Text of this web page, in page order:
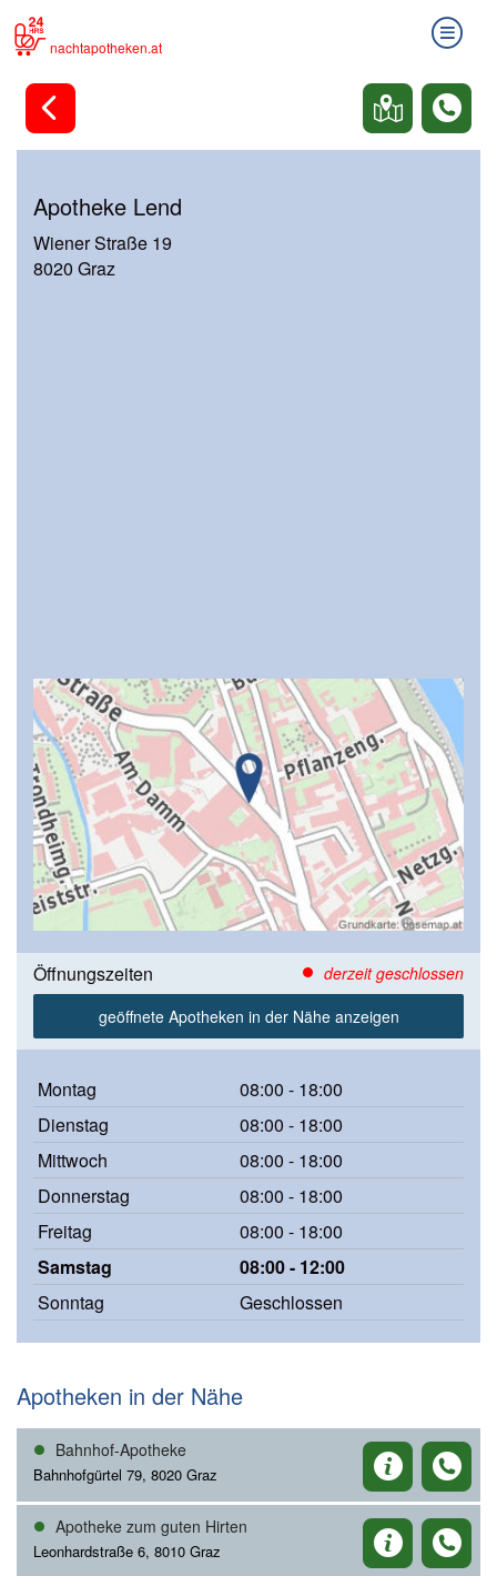
nachtapotheken.at
Apotheke Lend
Wiener Straße 19
8020 Graz
Öffnungszeiten
derzeit geschlossen
geöffnete Apotheken in der Nähe anzeigen
Montag
08:00 - 18:00
Dienstag
08:00 - 18:00
Mittwoch
08:00 - 18:00
Donnerstag
08:00 - 18:00
Freitag
08:00 - 18:00
Samstag
08:00 - 12:00
Sonntag
Geschlossen
Apotheken in der Nähe
Bahnhof-Apotheke
Bahnhofgürtel 79, 8020 Graz
Apotheke zum guten Hirten
Leonhardstraße 6, 8010 Graz